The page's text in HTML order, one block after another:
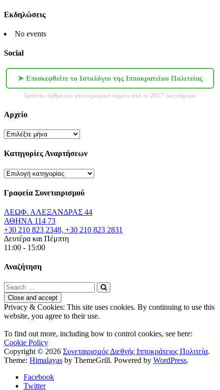
Εκδηλώσεις
No events
Social
➤ Επισκεφθείτε το Ιστολόγιο της Ιπποκρατείου Πολιτείας
Δράσεις, άρθρα και φωτογραφικό αρχείο από το 2017 έως σήμερα.
Αρχείο
Αρχείο
Κατηγορίες Αναρτήσεων
Κατηγορίες
Γραφεία Συνεταιρισμού
ΛΕΩΦ. ΑΛΕΞΑΝΔΡΑΣ 44
ΑΘΗΝΑ 114 73
+30 210 823 2348, +30 210 823 2831
Δευτέρα και Πέμπτη
11:00 - 15:00
Αναζήτηση
Privacy & Cookies: This site uses cookies. By continuing to use this
website, you agree to their use.
To find out more, including how to control cookies, see here:
Cookie Policy
Copyright © 2026 Συνεταιρισμός Διεθνής Ιπποκράτειος Πολιτεία.
Theme: Himalayas by ThemeGrill. Powered by WordPress.
Facebook
Twitter